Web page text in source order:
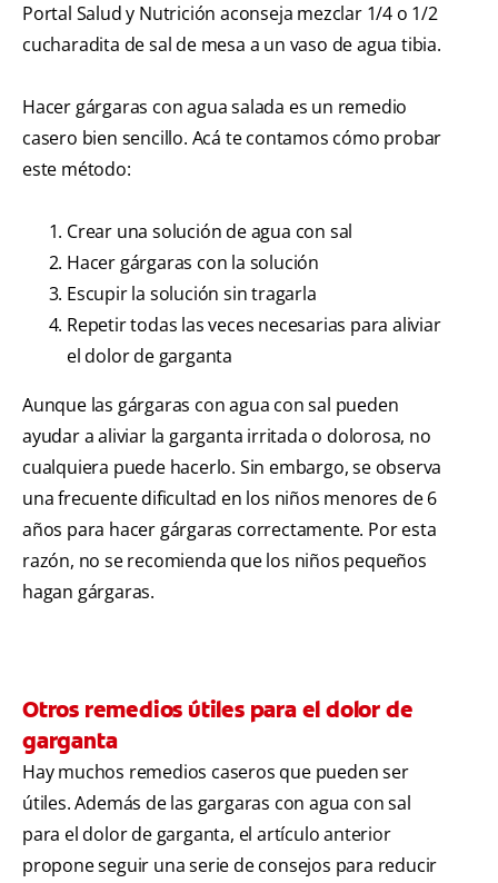
Portal Salud y Nutrición aconseja mezclar 1/4 o 1/2
cucharadita de sal de mesa a un vaso de agua tibia.
Hacer gárgaras con agua salada es un remedio
casero bien sencillo. Acá te contamos cómo probar
este método:
Crear una solución de agua con sal
Hacer gárgaras con la solución
Escupir la solución sin tragarla
Repetir todas las veces necesarias para aliviar
el dolor de garganta
Aunque las gárgaras con agua con sal pueden
ayudar a aliviar la garganta irritada o dolorosa, no
cualquiera puede hacerlo. Sin embargo, se observa
una frecuente dificultad en los niños menores de 6
años para hacer gárgaras correctamente. Por esta
razón, no se recomienda que los niños pequeños
hagan gárgaras.
Otros remedios útiles para el dolor de
garganta
Hay muchos remedios caseros que pueden ser
útiles. Además de las gargaras con agua con sal
para el dolor de garganta, el artículo anterior
propone seguir una serie de consejos para reducir